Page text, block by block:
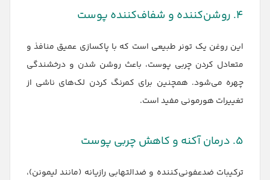
۴. روشن‌کننده و شفاف‌کننده پوست
این روغن یک تونر طبیعی است که با پاکسازی عمیق منافذ و
متعادل کردن چربی پوست، باعث روشن شدن و درخشندگی
چهره می‌شود. همچنین برای کمرنگ کردن لک‌های ناشی از
تغییرات هورمونی مفید است.
۵. درمان آکنه و کاهش چربی پوست
ترکیبات ضدعفونی‌کننده و ضدالتهابی رازیانه (مانند لیمونن)،